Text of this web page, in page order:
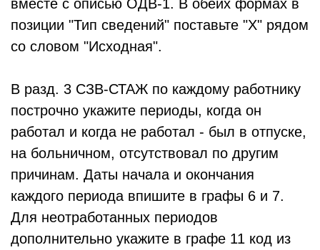
вместе с описью ОДВ-1. В обеих формах в
позиции "Тип сведений" поставьте "X" рядом
со словом "Исходная".
В разд. 3 СЗВ-СТАЖ по каждому работнику
построчно укажите периоды, когда он
работал и когда не работал - был в отпуске,
на больничном, отсутствовал по другим
причинам. Даты начала и окончания
каждого периода впишите в графы 6 и 7.
Для неотработанных периодов
дополнительно укажите в графе 11 код из